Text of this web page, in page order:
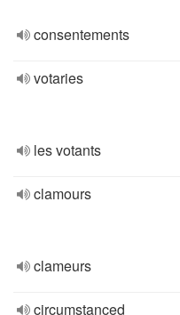
consentements
votaries
les votants
clamours
clameurs
circumstanced